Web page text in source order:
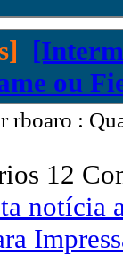
ou
rboaro :
12